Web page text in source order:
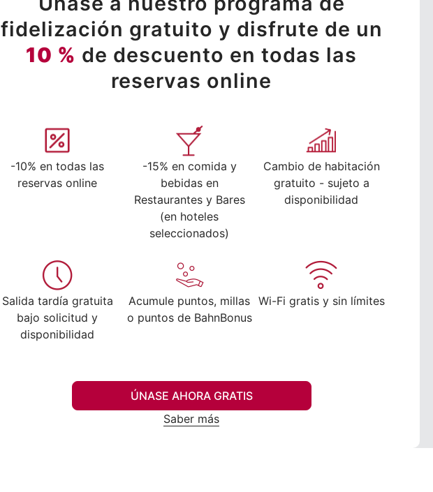
fidelización gratuito y disfrute de un
10 % de descuento en todas las
reservas online
-10% en todas las
reservas online
-15% en comida y
bebidas en
Restaurantes y Bares
(en hoteles
seleccionados)
Cambio de habitación
gratuito - sujeto a
disponibilidad
Salida tardía gratuita
bajo solicitud y
disponibilidad
Acumule puntos, millas
o puntos de BahnBonus
Wi-Fi gratis y sin límites
ÚNASE AHORA GRATIS
Saber más